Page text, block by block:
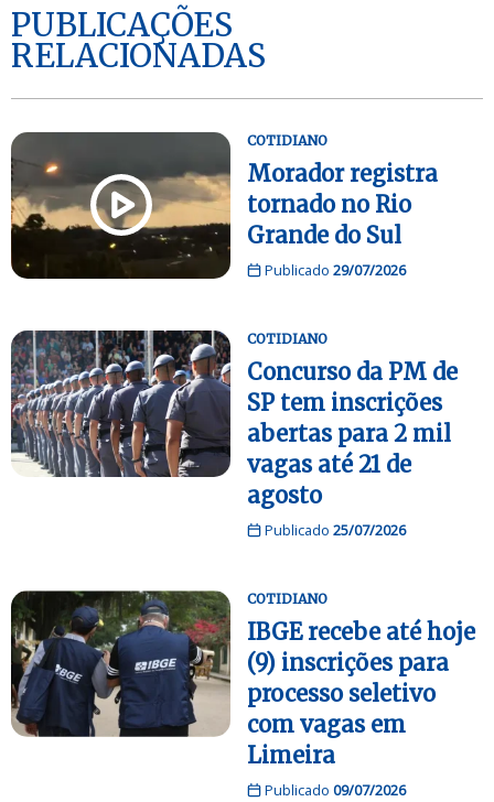
PUBLICAÇÕES
RELACIONADAS
COTIDIANO
Morador registra
tornado no Rio
Grande do Sul
Publicado 29/07/2026
COTIDIANO
Concurso da PM de
SP tem inscrições
abertas para 2 mil
vagas até 21 de
agosto
Publicado 25/07/2026
COTIDIANO
IBGE recebe até hoje
(9) inscrições para
processo seletivo
com vagas em
Limeira
Publicado 09/07/2026